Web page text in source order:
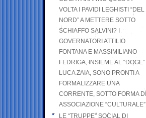
VOLTA I PAVIDI LEGHISTI “DEL
NORD” A METTERE SOTTO
SCHIAFFO SALVINI? I
GOVERNATORI ATTILIO
FONTANA E MASSIMILIANO
FEDRIGA, INSIEME AL “DOGE”
LUCA ZAIA, SONO PRONTI A
FORMALIZZARE UNA
CORRENTE, SOTTO FORMA DI
ASSOCIAZIONE “CULTURALE”
LE “TRUPPE” SOCIAL DI